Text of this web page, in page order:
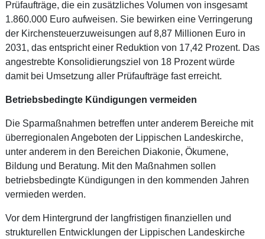
Prüfaufträge, die ein zusätzliches Volumen von insgesamt
1.860.000 Euro aufweisen. Sie bewirken eine Verringerung
der Kirchensteuerzuweisungen auf 8,87 Millionen Euro in
2031, das entspricht einer Reduktion von 17,42 Prozent. Das
angestrebte Konsolidierungsziel von 18 Prozent würde
damit bei Umsetzung aller Prüfaufträge fast erreicht.
Betriebsbedingte Kündigungen vermeiden
Die Sparmaßnahmen betreffen unter anderem Bereiche mit
überregionalen Angeboten der Lippischen Landeskirche,
unter anderem in den Bereichen Diakonie, Ökumene,
Bildung und Beratung. Mit den Maßnahmen sollen
betriebsbedingte Kündigungen in den kommenden Jahren
vermieden werden.
Vor dem Hintergrund der langfristigen finanziellen und
strukturellen Entwicklungen der Lippischen Landeskirche